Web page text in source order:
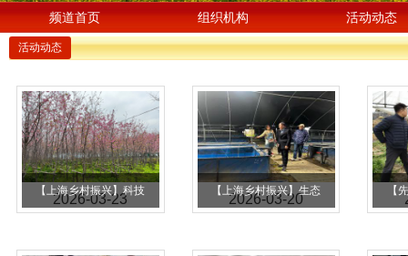
频道首页 组织机构 活动动态
活动动态
【上海乡村振兴】科技
赋能花期管护 助力乡村
2026-03-23
【上海乡村振兴】生态
所科技人员赴青浦、嘉
2026-03-20
【
科